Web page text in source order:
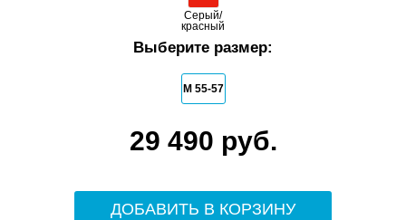
Серый/
красный
Выберите размер:
M 55-57
29 490 руб.
ДОБАВИТЬ В КОРЗИНУ